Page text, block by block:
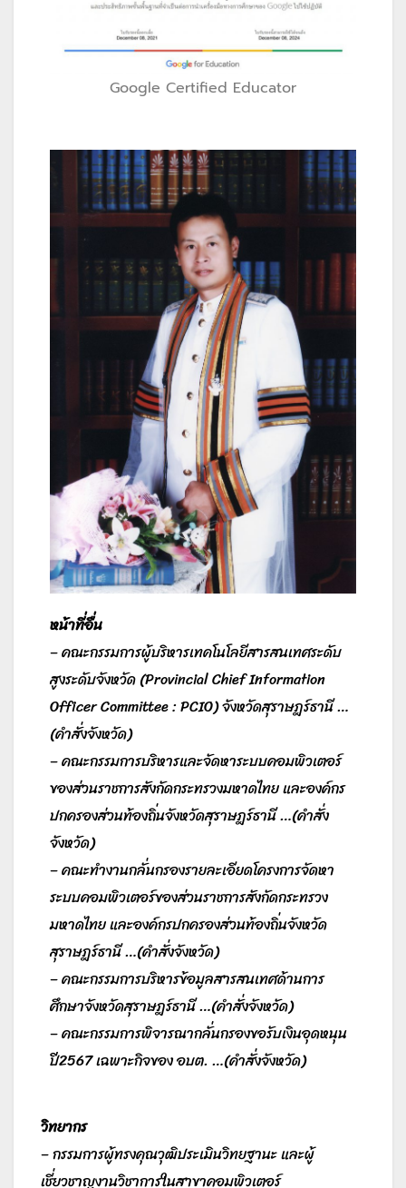
Google Certified Educator
หน้าที่อื่น
– คณะกรรมการผู้บริหารเทคโนโลยีสารสนเทศระดับ
สูงระดับจังหวัด (Provincial Chief Information
Officer Committee : PCIO) จังหวัดสุราษฎร์ธานี …
(คำสั่งจังหวัด)
– คณะกรรมการบริหารและจัดหาระบบคอมพิวเตอร์
ของส่วนราชการสังกัดกระทรวงมหาดไทย และองค์กร
ปกครองส่วนท้องถิ่นจังหวัดสุราษฎร์ธานี …(คำสั่ง
จังหวัด)
– คณะทำงานกลั่นกรองรายละเอียดโครงการจัดหา
ระบบคอมพิวเตอร์ของส่วนราชการสังกัดกระทรวง
มหาดไทย และองค์กรปกครองส่วนท้องถิ่นจังหวัด
สุราษฎร์ธานี …(คำสั่งจังหวัด)
– คณะกรรมการบริหารข้อมูลสารสนเทศด้านการ
ศึกษาจังหวัดสุราษฎร์ธานี …(คำสั่งจังหวัด)
– คณะกรรมการพิจารณากลั่นกรองขอรับเงินอุดหนุน
ปี2567 เฉพาะกิจของ อบต. …(คำสั่งจังหวัด)
วิทยากร
– กรรมการผู้ทรงคุณวุฒิประเมินวิทยฐานะ และผู้
เชี่ยวชาญงานวิชาการในสาขาคอมพิวเตอร์